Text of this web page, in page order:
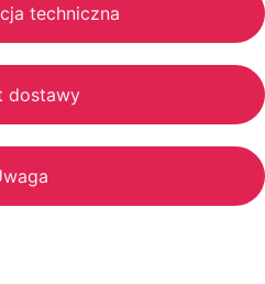
techniczna
dostawy